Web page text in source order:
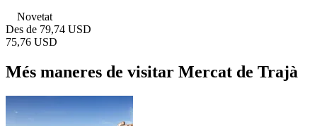
Novetat
Des de 79,74 USD
75,76 USD
Més maneres de visitar Mercat de Trajà